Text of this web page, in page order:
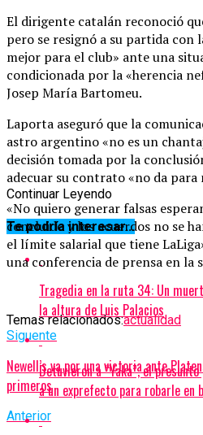
El dirigente catalán reconoció
pero se resignó a su partida con
mejor para el club» ante una
condicionada por la «herencia
Josep María Bartomeu.
Laporta aseguró que la
astro argentino «no es un
decisión tomada por la
adecuar su contrato «no da para
«No quiero generar falsas
concluido y los acuerdos no se
el límite salarial que tiene
una conferencia de prensa en la
Temas relacionados:actualidad
Siguente
Newell’s va por una victoria ante
primeros
Anterior
Continuar Leyendo
Te podría interesar...
Tragedia en la ruta 34: Un
la altura de Luis Palacios
Detuvieron a “Yaka”, el
a un exprefecto para robarle en